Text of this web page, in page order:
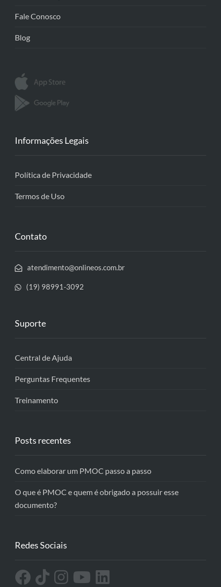
Fale Conosco
Blog
Informações Legais
Política de Privacidade
Termos de Uso
Contato
atendimento@onlineos.com.br
(19) 98991-3092
Suporte
Central de Ajuda
Perguntas Frequentes
Treinamento
Posts recentes
Como elaborar um PMOC passo a passo
O que é PMOC e quem é obrigado a possuir esse
documento?
Redes Sociais